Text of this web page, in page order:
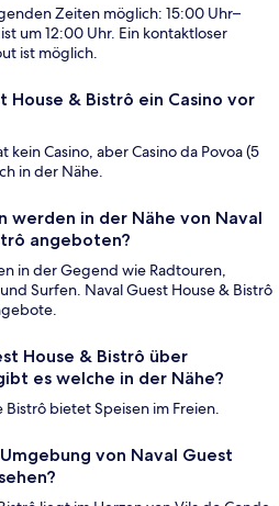
Zeiten möglich: 15:00 Uhr–
um 12:00 Uhr. Ein kontaktloser
ist möglich.
House & Bistrô ein Casino vor
kein Casino, aber Casino da Povoa (5
in der Nähe.
werden in der Nähe von Naval
angeboten?
in der Gegend wie Radtouren,
Surfen. Naval Guest House & Bistrô
House & Bistrô über
es welche in der Nähe?
Bistrô bietet Speisen im Freien.
von Naval Guest